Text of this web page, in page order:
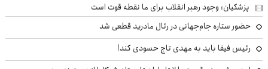
پزشکیان: وجود رهبر انقلاب برای ما نقطه قوت است
حضور ستاره جام‌جهانی در رئال مادرید قطعی شد
رئیس فیفا باید به مهدی تاج حسودی کند!